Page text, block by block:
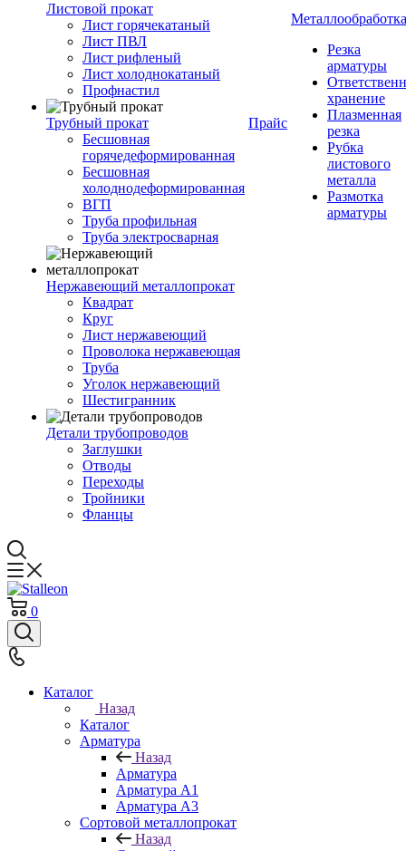
Листовой прокат
Лист горячекатаный
Лист ПВЛ
Лист рифленый
Лист холоднокатаный
Профнастил
Трубный прокат
Бесшовная
горячедеформированная
Бесшовная
холоднодеформированная
ВГП
Труба профильная
Труба электросварная
Нержавеющий металлопрокат
Квадрат
Круг
Лист нержавеющий
Проволока нержавеющая
Труба
Уголок нержавеющий
Шестигранник
Детали трубопроводов
Заглушки
Отводы
Переходы
Тройники
Фланцы
Прайс
Металлообработка
Резка
арматуры
хранение
Плазменная
резка
Рубка
листового
металла
Размотка
арматуры
0
Каталог
Назад
Каталог
Арматура
Назад
Арматура
Арматура A1
Арматура А3
Сортовой металлопрокат
Назад